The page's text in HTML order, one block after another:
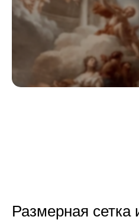
Размерная сетка